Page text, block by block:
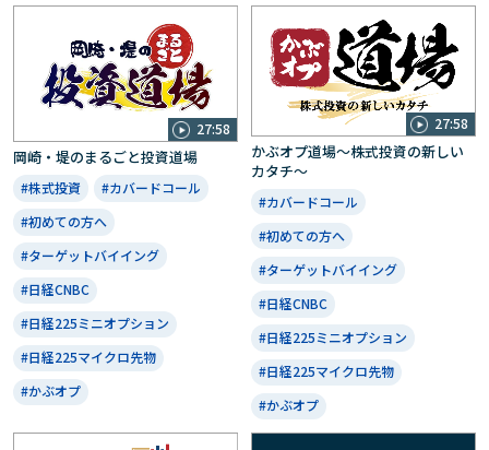
27:58
岡崎・堤のまるごと投資道場
#株式投資
#カバードコール
#初めての方へ
#ターゲットバイイング
#日経CNBC
#日経225ミニオプション
#日経225マイクロ先物
#かぶオプ
27:58
かぶオプ道場～株式投資の新しい
カタチ～
#カバードコール
#初めての方へ
#ターゲットバイイング
#日経CNBC
#日経225ミニオプション
#日経225マイクロ先物
#かぶオプ